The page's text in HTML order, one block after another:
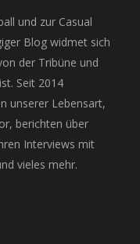
und zur Casual
Blog widmet sich
der Tribüne und
Seit 2014
unserer Lebensart,
berichten über
Interviews mit
vieles mehr.